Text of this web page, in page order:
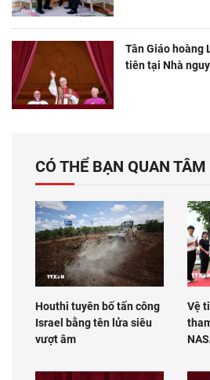
Tân Giáo hoàng
tiên tại Nhà
CÓ THỂ BẠN QUAN TÂM
Houthi tuyên bố tấn công
Israel bằng tên lửa siêu
vượt âm
Vệ